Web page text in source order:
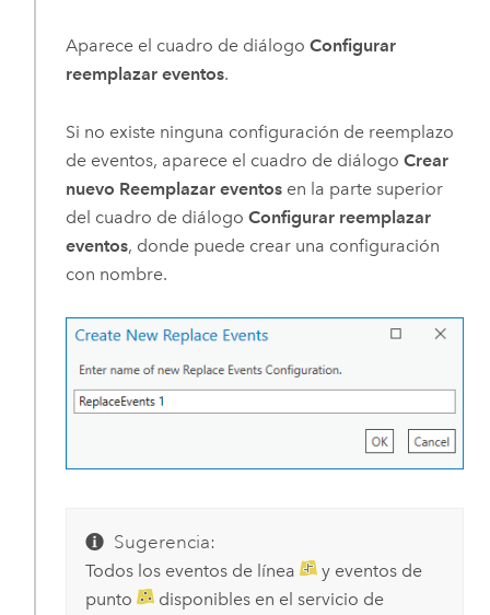
Aparece el cuadro de diálogo Configurar
reemplazar eventos.
Si no existe ninguna configuración de reemplazo
de eventos, aparece el cuadro de diálogo Crear
nuevo Reemplazar eventosen la parte superior
del cuadro de diálogo Configurar reemplazar
eventos, donde puede crear una configuración
con nombre.
Sugerencia:
Todos los eventos de línea
y eventos de
punto
disponibles en el servicio de